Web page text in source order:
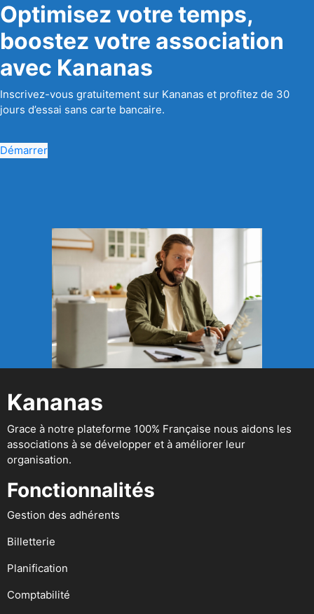
Optimisez votre temps,
boostez votre association
avec Kananas
Inscrivez-vous gratuitement sur Kananas et profitez de 30
jours d’essai sans carte bancaire.
Démarrer
Kananas
Grace à notre plateforme 100% Française nous aidons les
associations à se développer et à améliorer leur
organisation.
Fonctionnalités
Gestion des adhérents
Billetterie
Planification
Comptabilité